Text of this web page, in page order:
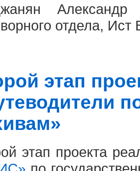
Александр
отдела,
этап
этап проекта